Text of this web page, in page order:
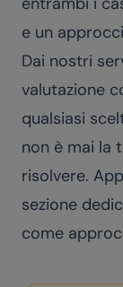
e un
Dai nostri
valutazione
qualsiasi
non è mai la
risolvere.
sezione
come